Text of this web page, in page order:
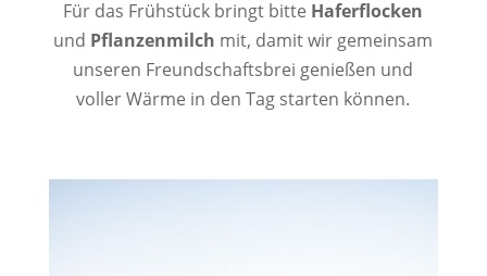
Für das Frühstück bringt bitte Haferflocken
und Pflanzenmilch mit, damit wir gemeinsam
unseren Freundschaftsbrei genießen und
voller Wärme in den Tag starten können.